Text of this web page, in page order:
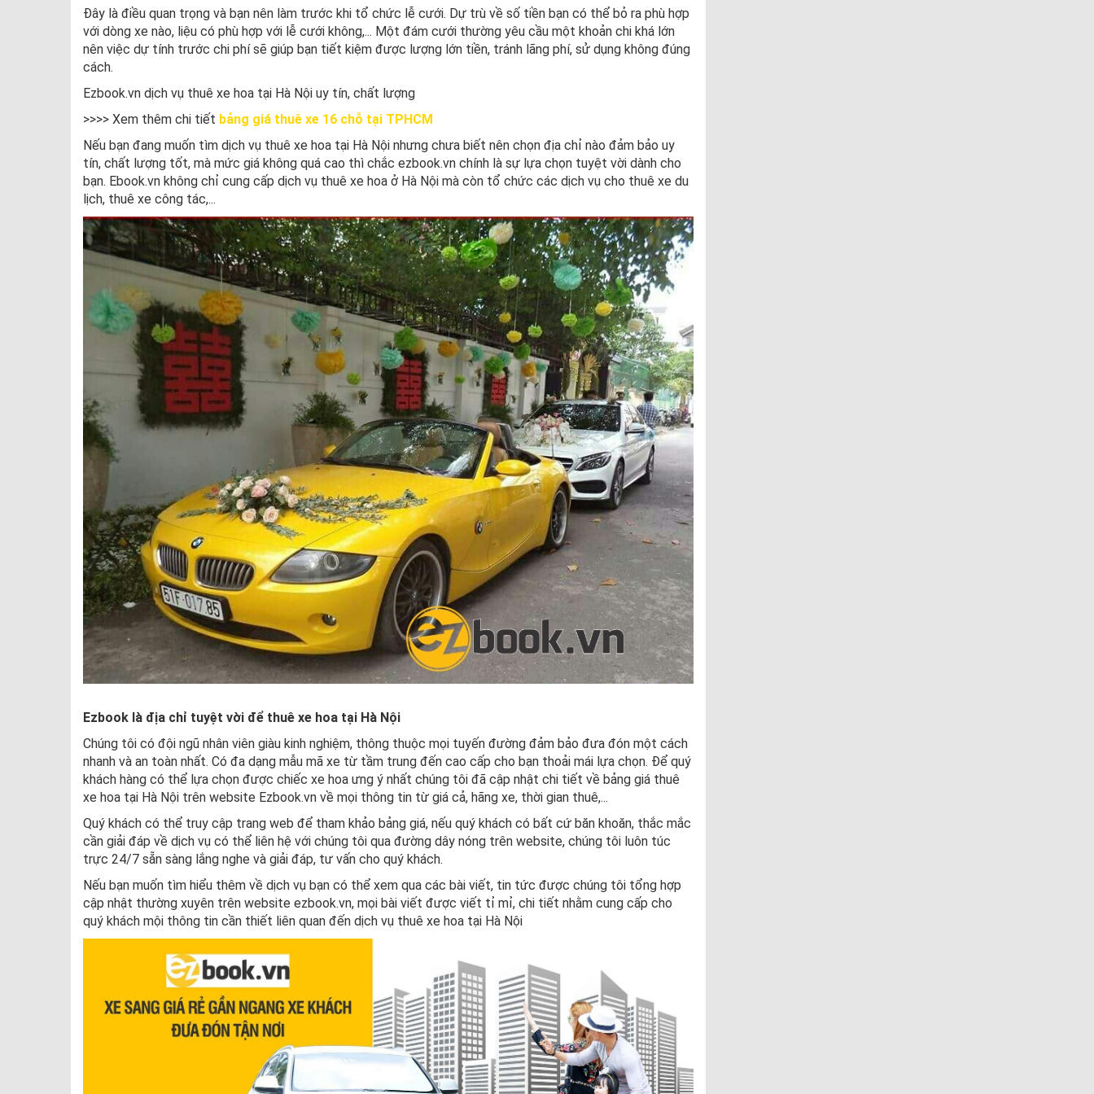
Đây là điều quan trọng và bạn nên làm trước khi tổ chức lễ cưới. Dự trù về số tiền bạn có thể bỏ ra phù hợp
với dòng xe nào, liệu có phù hợp với lễ cưới không,... Một đám cưới thường yêu cầu một khoản chi khá lớn
nên việc dự tính trước chi phí sẽ giúp bạn tiết kiệm được lượng lớn tiền, tránh lãng phí, sử dụng không đúng
cách.
Ezbook.vn dịch vụ thuê xe hoa tại Hà Nội uy tín, chất lượng
>>>> Xem thêm chi tiết bảng giá thuê xe 16 chỗ tại TPHCM
Nếu bạn đang muốn tìm dịch vụ thuê xe hoa tại Hà Nội nhưng chưa biết nên chọn địa chỉ nào đảm bảo uy
tín, chất lượng tốt, mà mức giá không quá cao thì chắc ezbook.vn chính là sự lựa chọn tuyệt vời dành cho
bạn. Ebook.vn không chỉ cung cấp dịch vụ thuê xe hoa ở Hà Nội mà còn tổ chức các dịch vụ cho thuê xe du
lịch, thuê xe công tác,...
Ezbook là địa chỉ tuyệt vời để thuê xe hoa tại Hà Nội
Chúng tôi có đội ngũ nhân viên giàu kinh nghiệm, thông thuộc mọi tuyến đường đảm bảo đưa đón một cách
nhanh và an toàn nhất. Có đa dạng mẫu mã xe từ tầm trung đến cao cấp cho bạn thoải mái lựa chọn. Để quý
khách hàng có thể lựa chọn được chiếc xe hoa ưng ý nhất chúng tôi đã cập nhật chi tiết về bảng giá thuê
xe hoa tại Hà Nội trên website Ezbook.vn về mọi thông tin từ giá cả, hãng xe, thời gian thuê,...
Quý khách có thể truy cập trang web để tham khảo bảng giá, nếu quý khách có bất cứ băn khoăn, thắc mắc
cần giải đáp về dịch vụ có thể liên hệ với chúng tôi qua đường dây nóng trên website, chúng tôi luôn túc
trực 24/7 sẵn sàng lắng nghe và giải đáp, tư vấn cho quý khách.
Nếu bạn muốn tìm hiểu thêm về dịch vụ bạn có thể xem qua các bài viết, tin tức được chúng tôi tổng hợp
cập nhật thường xuyên trên website ezbook.vn, mọi bài viết được viết tỉ mỉ, chi tiết nhằm cung cấp cho
quý khách mội thông tin cần thiết liên quan đến dịch vụ thuê xe hoa tại Hà Nội